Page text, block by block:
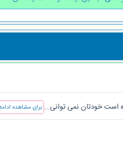
است خودتان نمی توانی... برای مشاهده